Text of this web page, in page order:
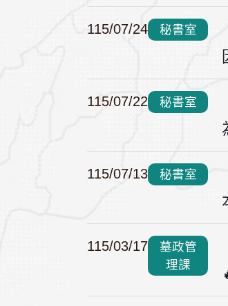
115/07/24 秘書室
115/07/22 秘書室
115/07/13 秘書室
115/03/17
墓政管
理課